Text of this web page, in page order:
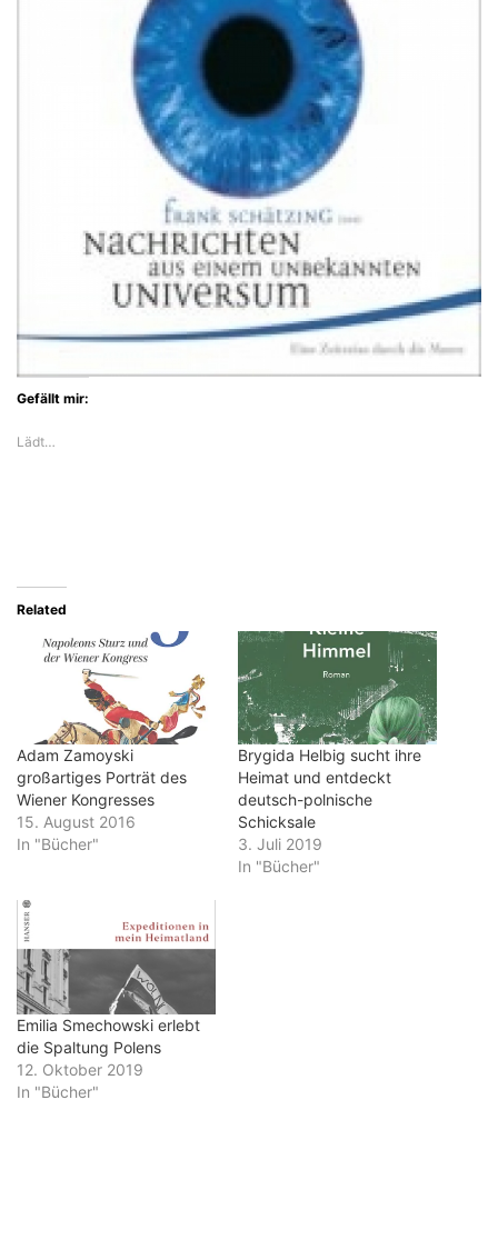
Gefällt mir:
Lädt…
Related
Adam Zamoyski
großartiges Porträt des
Wiener Kongresses
15. August 2016
In "Bücher"
Brygida Helbig sucht ihre
Heimat und entdeckt
deutsch-polnische
Schicksale
3. Juli 2019
In "Bücher"
Emilia Smechowski erlebt
die Spaltung Polens
12. Oktober 2019
In "Bücher"